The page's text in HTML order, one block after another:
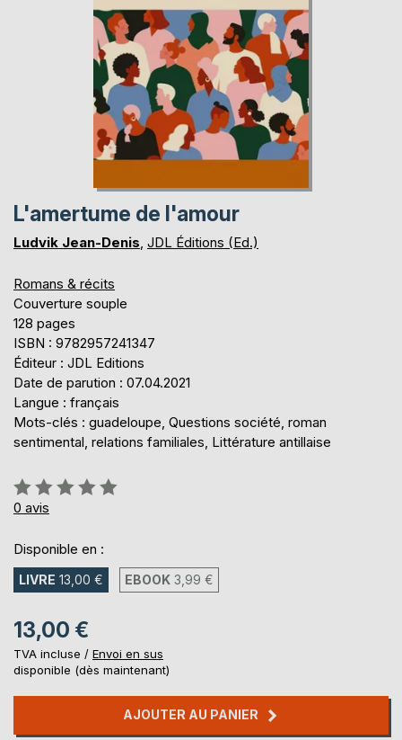
L'amertume de l'amour
Ludvik Jean-Denis, JDL Éditions (Ed.)
Romans & récits
Couverture souple
128 pages
ISBN : 9782957241347
Éditeur : JDL Editions
Date de parution : 07.04.2021
Langue : français
Mots-clés : guadeloupe, Questions société, roman
sentimental, relations familiales, Littérature antillaise
Évaluation:
0%
0 avis
Disponible en :
LIVRE 13,00 € EBOOK 3,99 €
13,00 €
TVA incluse / Envoi en sus
disponible (dès maintenant)
AJOUTER AU PANIER